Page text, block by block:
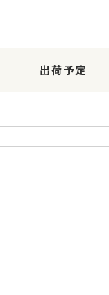
出荷予定